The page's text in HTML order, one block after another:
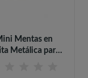
Mentas en
Metálica para